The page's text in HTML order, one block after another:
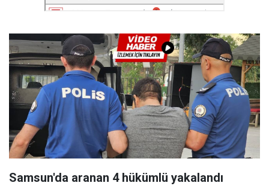
Samsun'da aranan 4 hükümlü yakalandı